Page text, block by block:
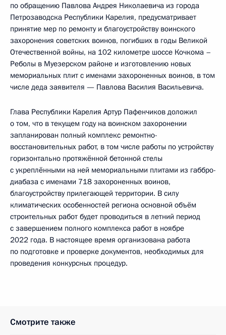
по обращению Павлова Андрея Николаевича из города
Петрозаводска Республики Карелия, предусматривает
принятие мер по ремонту и благоустройству воинского
захоронения советских воинов, погибших в годы Великой
Отечественной войны, на 102 километре шоссе Кочкома –
Реболы в Муезерском районе и изготовлению новых
мемориальных плит с именами захороненных воинов, в том
числе деда заявителя — Павлова Василия Васильевича.
Глава Республики Карелия Артур Пафенчиков доложил
о том, что в текущем году на воинском захоронении
запланирован полный комплекс ремонтно-
восстановительных работ, в том числе работы по устройству
горизонтально протяжённой бетонной стелы
с укреплёнными на ней мемориальными плитами из габбро-
диабаза с именами 718 захороненных воинов,
благоустройству прилегающей территории. В силу
климатических особенностей региона основной объём
строительных работ будет проводиться в летний период
с завершением полного комплекса работ в ноябре
2022 года. В настоящее время организована работа
по подготовке и проверке документов, необходимых для
проведения конкурсных процедур.
Смотрите также